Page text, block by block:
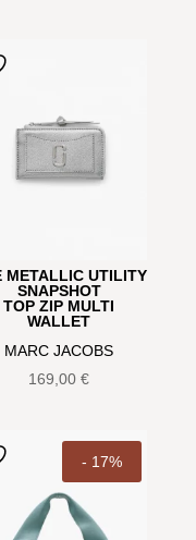
METALLIC UTILITY
SNAPSHOT
TOP ZIP MULTI
WALLET
MARC JACOBS
169,00€
- 17%